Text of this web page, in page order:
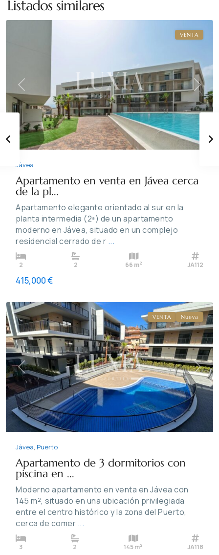
Listados similares
Jávea
Previous Next
VENTA
Jávea
Apartamento en venta en Jávea cerca
de la pl...
Apartamento elegante orientado al sur en la
planta intermedia (2ª) de un apartamento
moderno en Jávea, situado en un complejo
residencial cerrado de r ...
2 2 66 m2 JA112
415,000 €
Puerto,
Previous Next
VENTA Nueva
Jávea, Puerto
Apartamento de 3 dormitorios con
piscina en ...
Moderno apartamento en venta en Jávea con
145 m², situado en una ubicación privilegiada
entre el centro histórico y la zona del Puerto,
cerca de comer ...
3 2 145 m2 JA118